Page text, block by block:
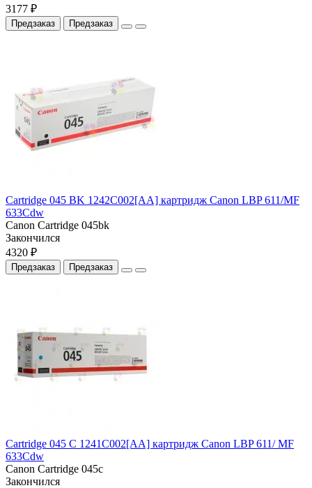
3177 ₽
Предзаказ Предзаказ
Cartridge 045 BK 1242C002[AA] картридж Canon LBP 611/MF
633Cdw
Canon Cartridge 045bk
Закончился
4320 ₽
Предзаказ Предзаказ
Cartridge 045 C 1241C002[AA] картридж Canon LBP 611/ MF
633Cdw
Canon Cartridge 045с
Закончился